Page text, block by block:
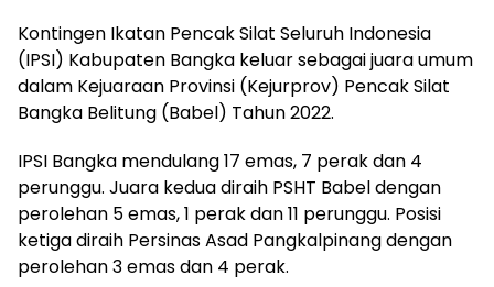
Kontingen Ikatan Pencak Silat Seluruh Indonesia
(IPSI) Kabupaten Bangka keluar sebagai juara umum
dalam Kejuaraan Provinsi (Kejurprov) Pencak Silat
Bangka Belitung (Babel) Tahun 2022.
IPSI Bangka mendulang 17 emas, 7 perak dan 4
perunggu. Juara kedua diraih PSHT Babel dengan
perolehan 5 emas, 1 perak dan 11 perunggu. Posisi
ketiga diraih Persinas Asad Pangkalpinang dengan
perolehan 3 emas dan 4 perak.